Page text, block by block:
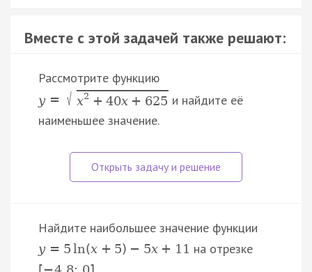
Вместе с этой задачей также решают:
Рассмотрите функцию
y = √ x2 + 40x + 625 и найдите её
наименьшее значение.
Найдите наибольшее значение функции
y = 5 ln(x + 5) − 5x + 11 на отрезке